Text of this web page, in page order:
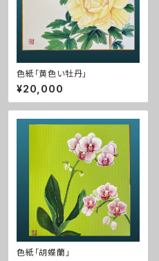
色紙「黄色い牡丹」
¥20,000
色紙「胡蝶蘭」